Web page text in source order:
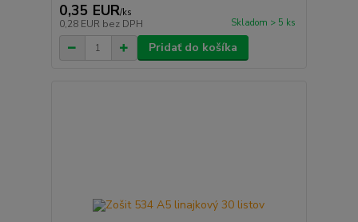
0,35 EUR/ks
0,28 EUR bez DPH Skladom > 5 ks
Pridať do košíka